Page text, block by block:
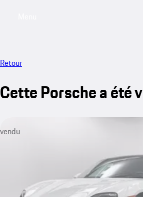
Retour
Cette Porsche a été
vendu